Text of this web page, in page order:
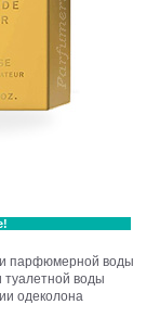
парфюмерной воды
воды
одеколона